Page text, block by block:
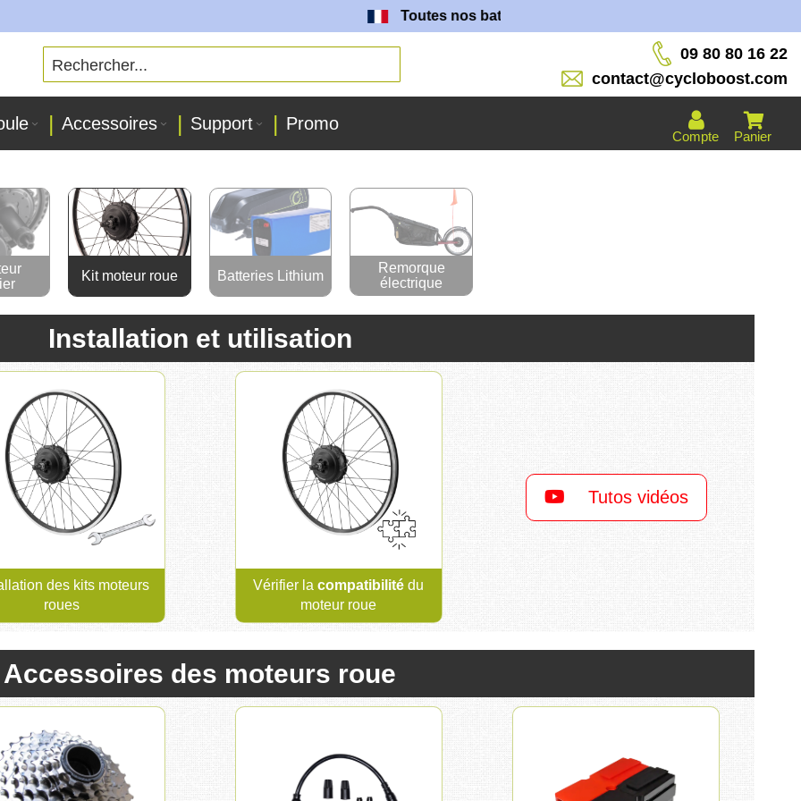
Toutes nos batteries sont fabriquées dans nos ateliers !
09 80 80 16 22
contact@cycloboost.com
Panier
Compte
Accessoires Support Promo
Kit moteur roue Batteries Lithium
Remorque
électrique
Installation et utilisation
des kits moteurs
roues
Vérifier lacompatibilité du
moteur roue
Tutos vidéos
Accessoires des moteurs roue